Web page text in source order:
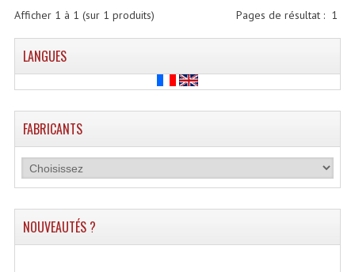
Enceintes, Système Amplifiés
Retours De Scène
Enceinte Nomade Bluetooth
Pages de résultat : 1
Afficher 1 à 1 (sur 1 produits)
LANGUES
FABRICANTS
NOUVEAUTÉS ?